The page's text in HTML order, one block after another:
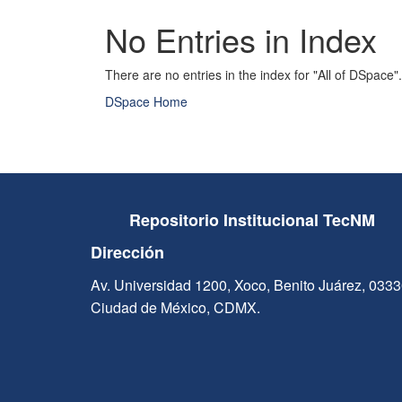
No Entries in Index
There are no entries in the index for "All of DSpace".
DSpace Home
Repositorio Institucional TecNM
Dirección
Av. Universidad 1200, Xoco, Benito Juárez,
Ciudad de México, CDMX.